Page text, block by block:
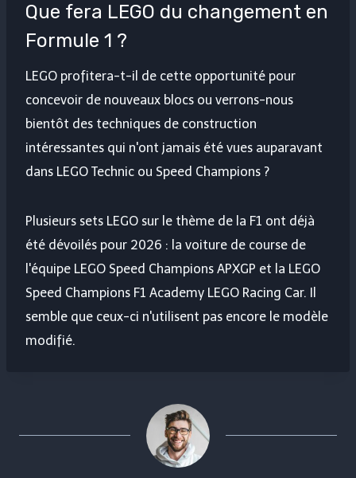
Que fera LEGO du changement en
Formule 1 ?
LEGO profitera-t-il de cette opportunité pour
concevoir de nouveaux blocs ou verrons-nous
bientôt des techniques de construction
intéressantes qui n'ont jamais été vues auparavant
dans LEGO Technic ou Speed ​​​​Champions ?
Plusieurs sets LEGO sur le thème de la F1 ont déjà
été dévoilés pour 2026 : la voiture de course de
l'équipe LEGO Speed ​​Champions APXGP et la LEGO
Speed ​​Champions F1 Academy LEGO Racing Car. Il
semble que ceux-ci n'utilisent pas encore le modèle
modifié.